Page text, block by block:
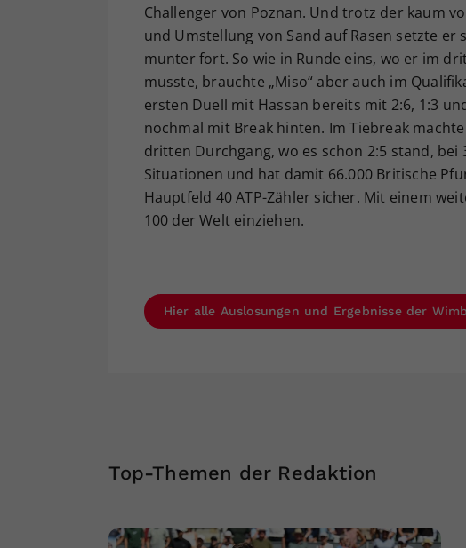
Challenger von Poznan. Und trotz der kaum
und Umstellung von Sand auf Rasen setzte
munter fort. So wie in Runde eins, wo er im
musste, brauchte „Miso“ aber auch im
ersten Duell mit Hassan bereits mit 2:6, 1:3
nochmal mit Break hinten. Im Tiebreak
dritten Durchgang, wo es schon 2:5 stand,
Situationen und hat damit 66.000 Britische
Hauptfeld 40 ATP-Zähler sicher. Mit einem
100 der Welt einziehen.
Hier alle Auslosungen und Ergebnisse der
Top-Themen der Redaktion